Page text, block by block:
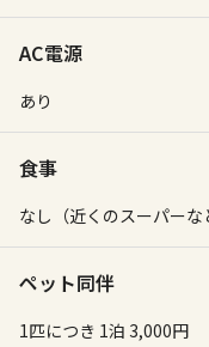
AC電源
あり
食事
なし（近くのスーパーな
ペット同伴
1匹につき 1泊 3,000円